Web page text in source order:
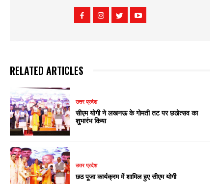
RELATED ARTICLES
उत्तर प्रदेश
सीएम योगी ने लखनऊ के गोमती तट पर छठोत्सव का
शुभारंभ किया
उत्तर प्रदेश
छठ पूजा कार्यक्रम में शामिल हुए सीएम योगी